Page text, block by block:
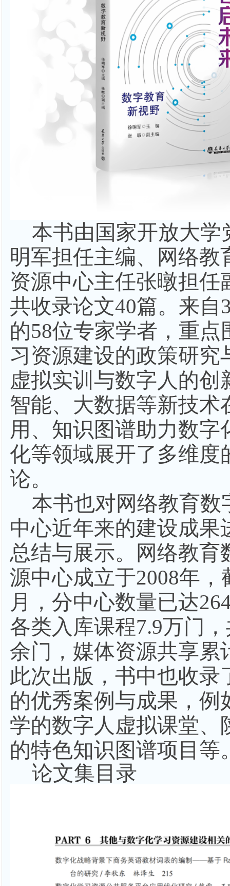
本书由国家开放大学
明军担任主编、网络教
资源中心主任张暾担任
共收录论文40篇。来自
的58位专家学者，重点
习资源建设的政策研究
虚拟实训与数字人的创
智能、大数据等新技术
用、知识图谱助力数字
化等领域展开了多维度
论。
本书也对网络教育数
中心近年来的建设成果
总结与展示。网络教育
源中心成立于2008年，
月，分中心数量已达
各类入库课程7.9万门
余门，媒体资源共享累
此次出版，书中也收录
的优秀案例与成果，例
学的数字人虚拟课堂、
的特色知识图谱项目等
论文集目录